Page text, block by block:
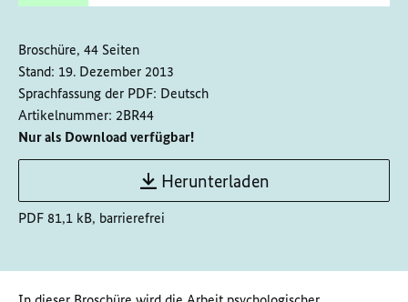
Broschüre, 44 Seiten
Stand: 19. Dezember 2013
Sprachfassung der PDF: Deutsch
Artikelnummer: 2BR44
Nur als Download verfügbar!
Herunterladen
PDF 81,1 kB, barrierefrei